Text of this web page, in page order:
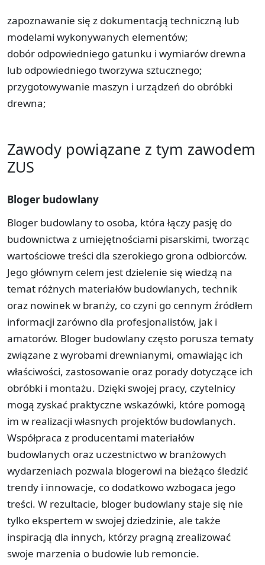
zapoznawanie się z dokumentacją techniczną lub
modelami wykonywanych elementów;
dobór odpowiedniego gatunku i wymiarów drewna
lub odpowiedniego tworzywa sztucznego;
przygotowywanie maszyn i urządzeń do obróbki
drewna;
Zawody powiązane z tym zawodem
ZUS
Bloger budowlany
Bloger budowlany to osoba, która łączy pasję do
budownictwa z umiejętnościami pisarskimi, tworząc
wartościowe treści dla szerokiego grona odbiorców.
Jego głównym celem jest dzielenie się wiedzą na
temat różnych materiałów budowlanych, technik
oraz nowinek w branży, co czyni go cennym źródłem
informacji zarówno dla profesjonalistów, jak i
amatorów. Bloger budowlany często porusza tematy
związane z wyrobami drewnianymi, omawiając ich
właściwości, zastosowanie oraz porady dotyczące ich
obróbki i montażu. Dzięki swojej pracy, czytelnicy
mogą zyskać praktyczne wskazówki, które pomogą
im w realizacji własnych projektów budowlanych.
Współpraca z producentami materiałów
budowlanych oraz uczestnictwo w branżowych
wydarzeniach pozwala blogerowi na bieżąco śledzić
trendy i innowacje, co dodatkowo wzbogaca jego
treści. W rezultacie, bloger budowlany staje się nie
tylko ekspertem w swojej dziedzinie, ale także
inspiracją dla innych, którzy pragną zrealizować
swoje marzenia o budowie lub remoncie.